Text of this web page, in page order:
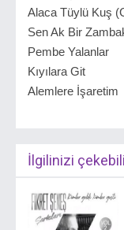
Alaca Tüylü Kuş
Sen Ak Bir
Pembe Yalanlar
Kıyılara Git
Alemlere İşaretim
İlgilinizi